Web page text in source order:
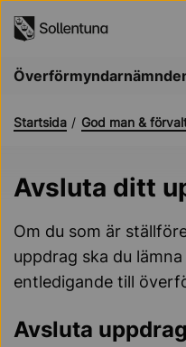
Startsida God man &
Avsluta ditt
Om du som är
uppdrag ska du
entledigande till
Avsluta